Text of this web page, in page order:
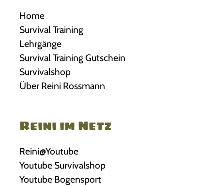
Home
Survival Training
Lehrgänge
Survival Training Gutschein
Survivalshop
Über Reini Rossmann
Reini im Netz
Reini@Youtube
Youtube Survivalshop
Youtube Bogensport